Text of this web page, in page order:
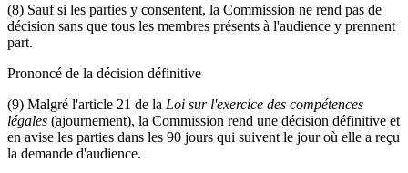
(8) Sauf si les parties y consentent, la Commission ne rend pas de
décision sans que tous les membres présents à l'audience y prennent
part.
Prononcé de la décision définitive
(9) Malgré l'article 21 de la Loi sur l'exercice des compétences
légales (ajournement), la Commission rend une décision définitive et
en avise les parties dans les 90 jours qui suivent le jour où elle a reçu
la demande d'audience.